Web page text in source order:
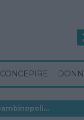
CONCEPIRE